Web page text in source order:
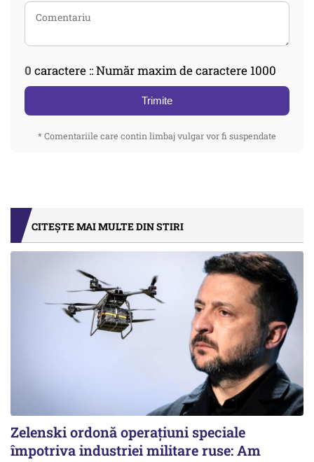
0 caractere :: Număr maxim de caractere 1000
Trimite
* Comentariile care contin limbaj vulgar vor fi suspendate
CITEȘTE MAI MULTE DIN STIRI
Zelenski ordonă operațiuni speciale
împotriva industriei militare ruse: Am